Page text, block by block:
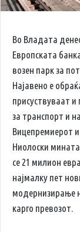
Во Владата
Европската
возен парк за
Најавено е
присуствуваат
за транспорт и
Вицепремиерот
Ниолоски
се 21 милион
најмалку пет
модернизирање
карго превозот.